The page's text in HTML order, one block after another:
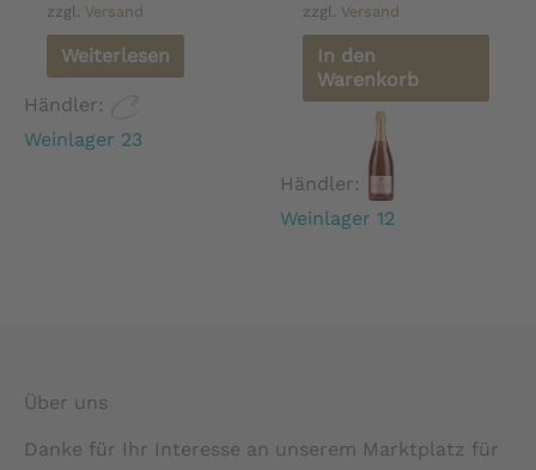
zzgl. Versand
Weiterlesen
Händler:
Weinlager 23
zzgl. Versand
In den
Warenkorb
Händler:
Weinlager 12
Über uns
Danke für Ihr Interesse an unserem Marktplatz für